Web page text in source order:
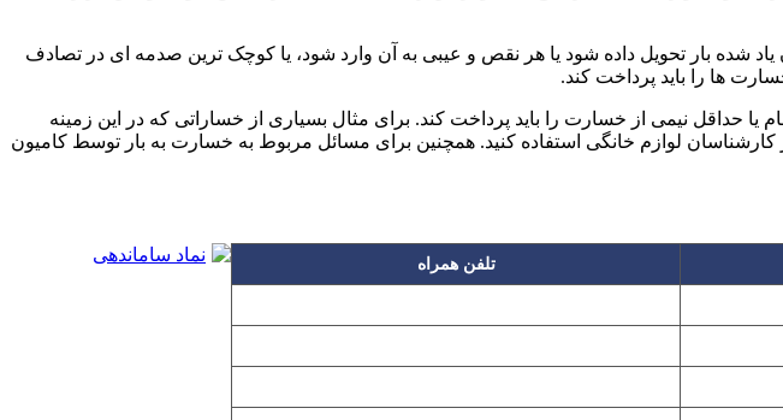
شده بار تحویل داده شود یا هر نقص و عیبی به آن وارد شود، یا کوچک ترین صدمه ای در تصادف
ها را باید پرداخت کند.
یا حداقل نیمی از خسارت را باید پرداخت کند. برای مثال بسیاری از خساراتی که در این زمینه
لوازم خانگی استفاده کنید. همچنین برای مسائل مربوط به خسارت به بار توسط کامیون
تلفن همراه